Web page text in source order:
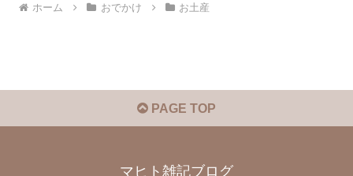
ホーム おでかけ お土産
PAGE TOP
マヒト雑記ブログ